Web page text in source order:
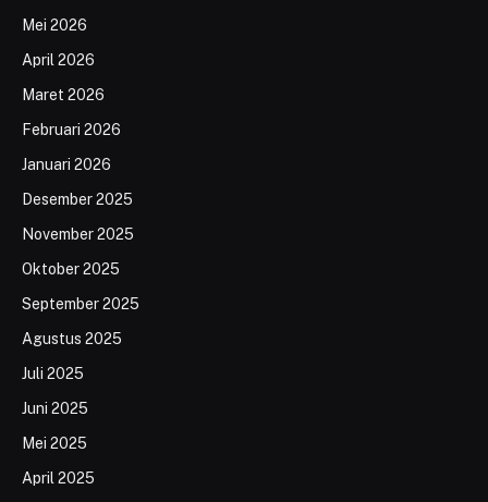
Mei 2026
April 2026
Maret 2026
Februari 2026
Januari 2026
Desember 2025
November 2025
Oktober 2025
September 2025
Agustus 2025
Juli 2025
Juni 2025
Mei 2025
April 2025